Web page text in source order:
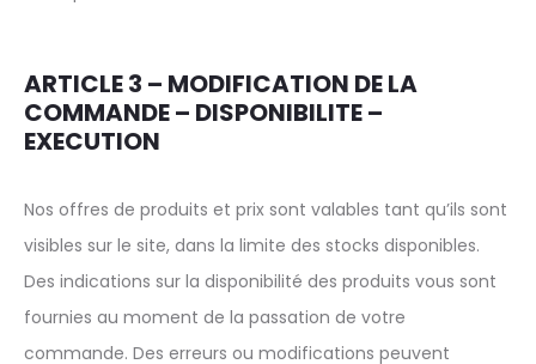
ARTICLE 3 – MODIFICATION DE LA
COMMANDE – DISPONIBILITE –
EXECUTION
Nos offres de produits et prix sont valables tant qu’ils sont
visibles sur le site, dans la limite des stocks disponibles.
Des indications sur la disponibilité des produits vous sont
fournies au moment de la passation de votre
commande. Des erreurs ou modifications peuvent